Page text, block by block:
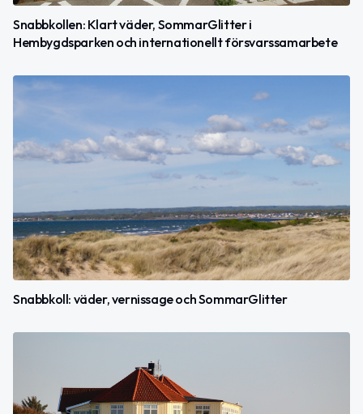
Snabbkollen: Klart väder, SommarGlitter i
Hembygdsparken och internationellt försvarssamarbete
Snabbkoll: väder, vernissage och SommarGlitter